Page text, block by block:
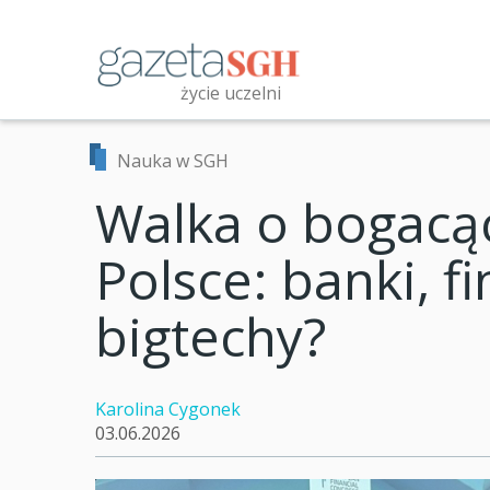
życie uczelni
Przeszukaj witrynę
Nauka w SGH
Walka o
Polsce: banki,
bigtechy?
Karolina Cygonek
03.06.2026